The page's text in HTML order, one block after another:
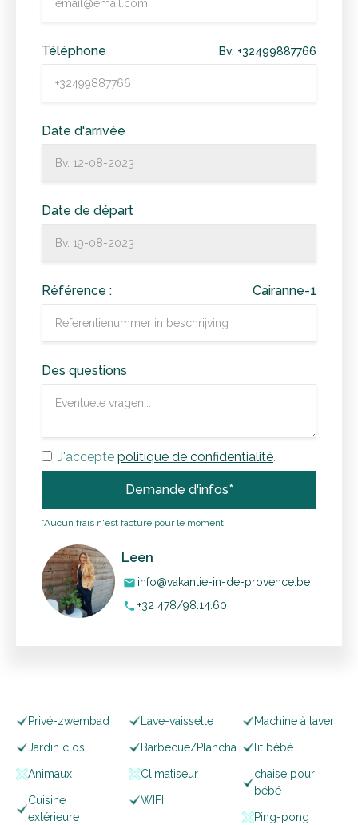
Téléphone Bv. +32499887766
Date d'arrivée
Date de départ
Référence : Cairanne-1
Des questions
J'accepte politique de confidentialité.
*Aucun frais n'est facturé pour le moment.
Leen
mail info@vakantie-in-de-provence.be
phone +32 478/98.14.60
Privé-zwembad
Jardin clos
Animaux
Cuisine
extérieure
Lave-vaisselle
Barbecue/Plancha
Climatiseur
WIFI
Machine à laver
lit bébé
chaise pour
bébé
Ping-pong